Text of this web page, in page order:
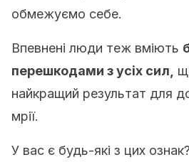
обмежуємо себе.
Впевнені люди теж вміють
перешкодами з усіх сил,
найкращий результат для
мрії.
У вас є будь-які з цих